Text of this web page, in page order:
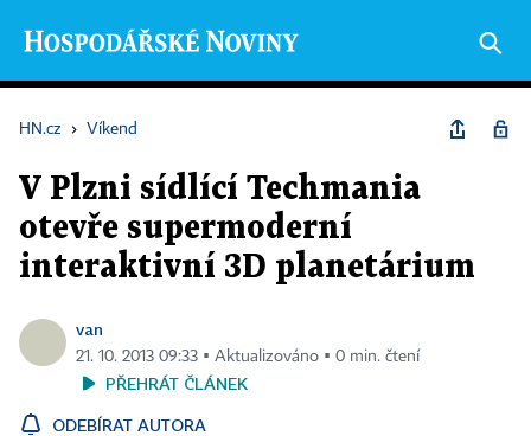
HN.cz › Víkend
V Plzni sídlící Techmania
otevře supermoderní
interaktivní 3D planetárium
van
21. 10. 2013 09:33 ▪ Aktualizováno ▪ 0 min. čtení
PŘEHRÁT ČLÁNEK
ODEBÍRAT AUTORA